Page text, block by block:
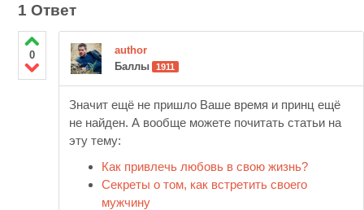
1 Ответ
0
author
Баллы
1911
Значит ещё не пришло Ваше время и принц ещё
не найден. А вообще можете почитать статьи на
эту тему:
Как привлечь любовь в свою жизнь?
Секреты о том, как встретить своего
мужчину